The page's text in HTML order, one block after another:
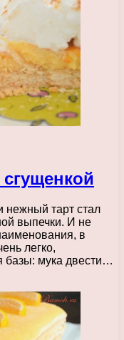
нежный тарт стал
выпечки. И не
в
легко,
базы: мука двести…